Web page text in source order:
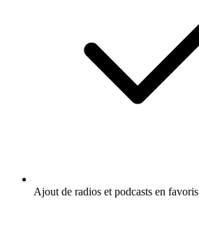
Ajout de radios et podcasts en favoris